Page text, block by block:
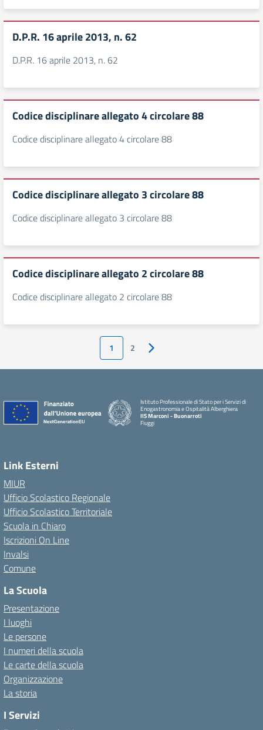
D.P.R. 16 aprile 2013, n. 62
D.P.R. 16 aprile 2013, n. 62
Codice disciplinare allegato 4 circolare 88
Codice disciplinare allegato 4 circolare 88
Codice disciplinare allegato 3 circolare 88
Codice disciplinare allegato 3 circolare 88
Codice disciplinare allegato 2 circolare 88
Codice disciplinare allegato 2 circolare 88
1 2 Pagina successiva
Istituto Professionale di Stato per i Servizi di
Enogastronomia e Ospitalità Alberghiera
IIS Marconi - Buonarroti
Fiuggi
Link Esterni
MIUR
Ufficio Scolastico Regionale
Ufficio Scolastico Territoriale
Scuola in Chiaro
Iscrizioni On Line
Invalsi
Comune
La Scuola
Presentazione
I luoghi
Le persone
I numeri della scuola
Le carte della scuola
Organizzazione
La storia
I Servizi